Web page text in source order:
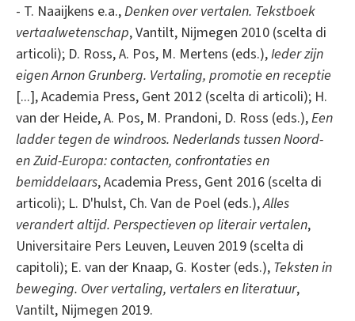
- T. Naaijkens e.a.,Denken over vertalen. Tekstboek
vertaalwetenschap, Vantilt, Nijmegen 2010 (scelta di
articoli); D. Ross, A. Pos, M. Mertens (eds.),Ieder zijn
eigen Arnon Grunberg. Vertaling, promotie en receptie
[...], Academia Press, Gent 2012 (scelta di articoli); H.
van der Heide, A. Pos, M. Prandoni, D. Ross (eds.),Een
ladder tegen de windroos. Nederlands tussen Noord-
en Zuid-Europa: contacten, confrontaties en
bemiddelaars, Academia Press, Gent 2016 (scelta di
articoli); L. D'hulst, Ch. Van de Poel (eds.),Alles
verandert altijd. Perspectieven op literair vertalen,
Universitaire Pers Leuven, Leuven 2019 (scelta di
capitoli); E. van der Knaap, G. Koster (eds.), Teksten in
beweging. Over vertaling, vertalers en literatuur,
Vantilt, Nijmegen 2019.